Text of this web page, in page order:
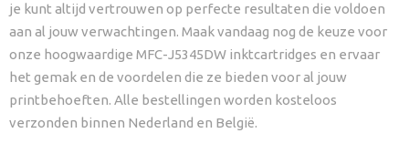
je kunt altijd vertrouwen op perfecte resultaten die voldoen
aan al jouw verwachtingen. Maak vandaag nog de keuze voor
onze hoogwaardige MFC-J5345DW inktcartridges en ervaar
het gemak en de voordelen die ze bieden voor al jouw
printbehoeften. Alle bestellingen worden kosteloos
verzonden binnen Nederland en België.